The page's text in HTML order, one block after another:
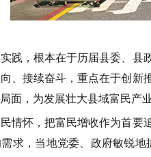
践，根本在于历届县委、县
、接续奋斗，重点在于创新
面，为发展壮大县域富民产
情怀，把富民增收作为首要
求，当地党委、政府敏锐